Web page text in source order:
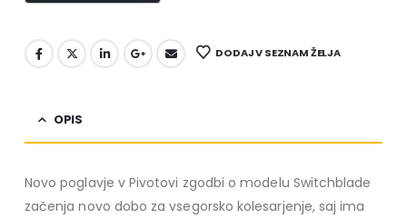
DODAJ V SEZNAM ŽELJA
OPIS
Novo poglavje v Pivotovi zgodbi o modelu Switchblade
začenja novo dobo za vsegorsko kolesarjenje, saj ima